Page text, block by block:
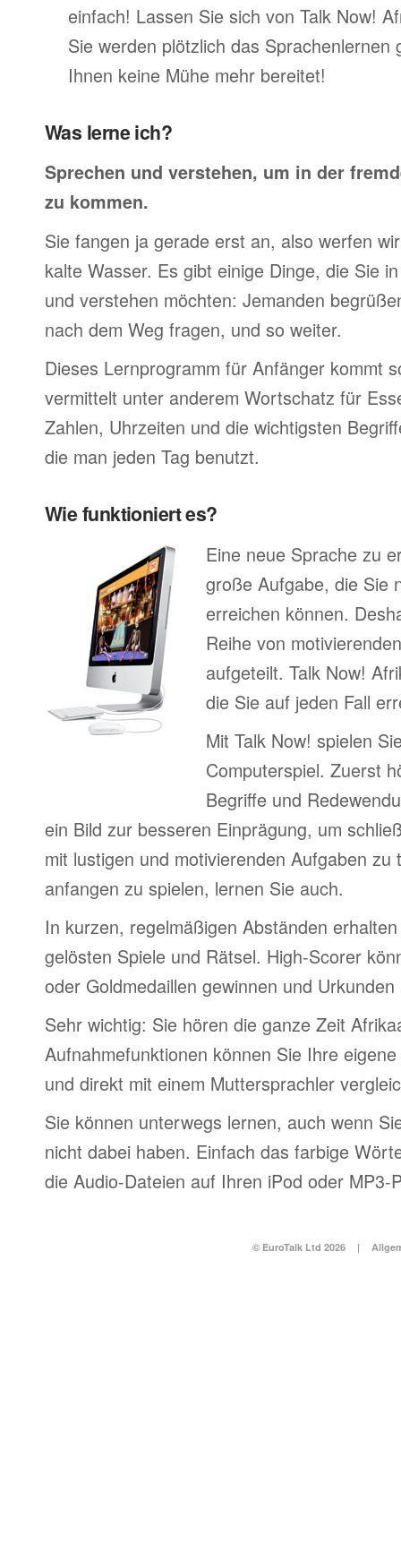
einfach! Lassen Sie sich von Talk Now!
Sie werden plötzlich das Sprachenlernen
Ihnen keine Mühe mehr bereitet!
Was lerne ich?
Sprechen und verstehen, um in der
zu kommen.
Sie fangen ja gerade erst an, also werfen
kalte Wasser. Es gibt einige Dinge, die Sie
und verstehen möchten: Jemanden
nach dem Weg fragen, und so weiter.
Dieses Lernprogramm für Anfänger kommt
vermittelt unter anderem Wortschatz für
Zahlen, Uhrzeiten und die wichtigsten
die man jeden Tag benutzt.
Wie funktioniert es?
Eine neue Sprache zu
große Aufgabe, die Sie
erreichen können.
Reihe von
aufgeteilt. Talk Now!
die Sie auf jeden Fall
Mit Talk Now! spielen
Computerspiel. Zuerst
Begriffe und
ein Bild zur besseren Einprägung, um
mit lustigen und motivierenden Aufgaben zu
anfangen zu spielen, lernen Sie auch.
In kurzen, regelmäßigen Abständen
gelösten Spiele und Rätsel. High-Scorer
oder Goldmedaillen gewinnen und
Sehr wichtig: Sie hören die ganze Zeit
Aufnahmefunktionen können Sie Ihre
und direkt mit einem Muttersprachler
Sie können unterwegs lernen, auch wenn
nicht dabei haben. Einfach das farbige
die Audio-Dateien auf Ihren iPod oder MP3-
© EuroTalk Ltd 2026 |